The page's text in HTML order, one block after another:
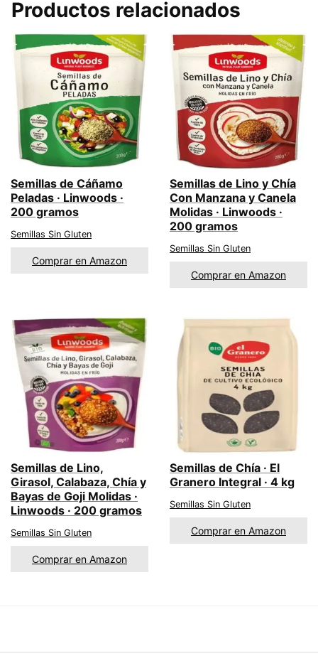
Productos relacionados
Semillas de Cáñamo
Peladas · Linwoods ·
200 gramos
Semillas Sin Gluten
Comprar en Amazon
Semillas de Lino y Chía
Con Manzana y Canela
Molidas · Linwoods ·
200 gramos
Semillas Sin Gluten
Comprar en Amazon
Semillas de Lino,
Girasol, Calabaza, Chía y
Bayas de Goji Molidas ·
Linwoods · 200 gramos
Semillas Sin Gluten
Comprar en Amazon
Semillas de Chía · El
Granero Integral · 4 kg
Semillas Sin Gluten
Comprar en Amazon